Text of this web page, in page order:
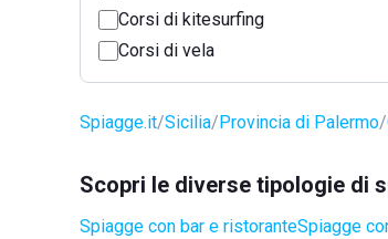
Corsi di kitesurfing
Corsi di vela
Spiagge.it Sicilia Provincia di Palermo
Scopri le diverse tipologie di
Spiagge con bar e ristoranteSpiagge